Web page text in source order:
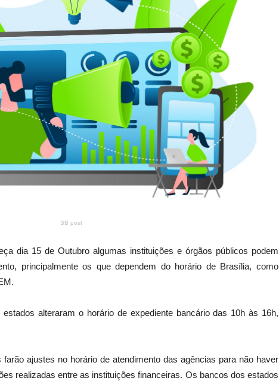
SB post
dia 15 de Outubro algumas instituições e órgãos públicos podem
principalmente os que dependem do horário de Brasília, como
alteraram o horário de expediente bancário das 10h às 16h,
ajustes no horário de atendimento das agências para não haver
realizadas entre as instituições financeiras. Os bancos dos estados